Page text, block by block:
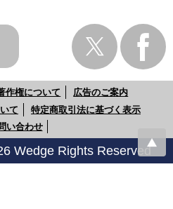
作権について
広告のご案内
て
特定商取引法に基づく表示
い合わせ
Wedge Rights Reserved